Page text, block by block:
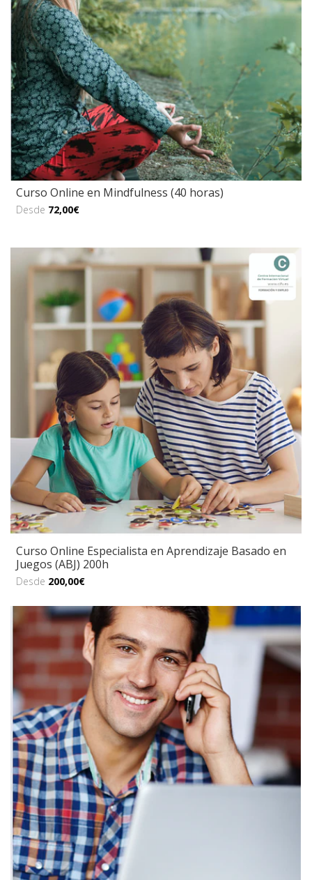
Curso Online en Mindfulness (40 horas)
Desde 72,00€
Curso Online Especialista en Aprendizaje Basado en
Juegos (ABJ) 200h
Desde 200,00€